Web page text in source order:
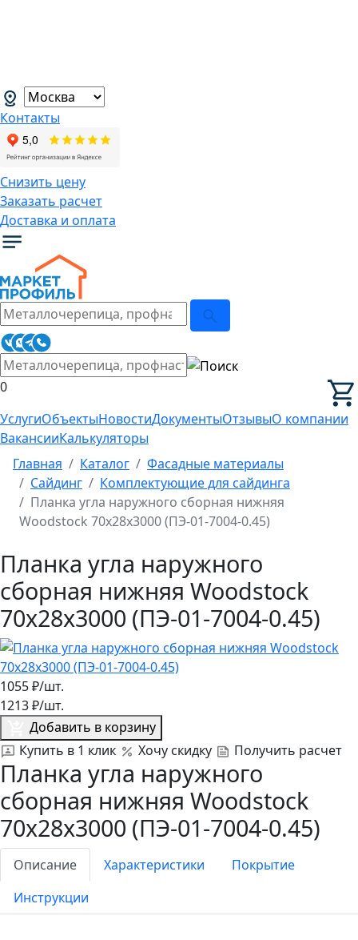
Контакты
Снизить цену
Заказать расчет
Доставка и оплата
0
УслугиОбъектыНовостиДокументыОтзывыО компании
ВакансииКалькуляторы
Главная
Каталог
Фасадные материалы
Сайдинг
Комплектующие для сайдинга
Планка угла наружного сборная нижняя
Woodstock 70х28х3000 (ПЭ-01-7004-0.45)
Планка угла наружного
сборная нижняя Woodstock
70х28х3000 (ПЭ-01-7004-0.45)
1055₽/шт.
1213₽/шт.
Добавить в корзину
Купить в 1 клик
Хочу скидку Получить расчет
Планка угла наружного
сборная нижняя Woodstock
70х28х3000 (ПЭ-01-7004-0.45)
Описание Характеристики
Покрытие
Инструкции